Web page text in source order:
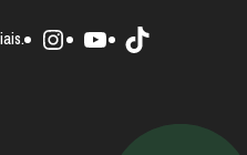
Instagram
YoutubeTikTok